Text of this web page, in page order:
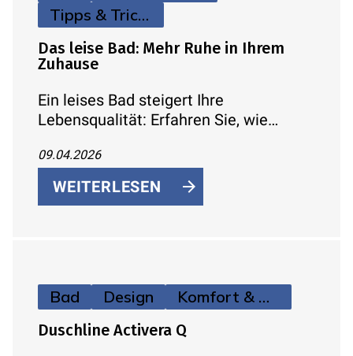
Tipps & Tricks
Das leise Bad: Mehr Ruhe in Ihrem
Zuhause
Ein leises Bad steigert Ihre
Lebensqualität: Erfahren Sie, wie
WC-Spülung und moderne Armaturen
für mehr Ruhe und Komfort in Ihrem
Zuhause sorgen.
09.04.2026
WEITERLESEN
Bad Design Komfort & Hygiene
Duschline Activera Q